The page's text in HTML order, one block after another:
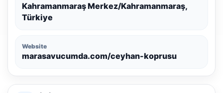
Kahramanmaraş Merkez/Kahramanmaraş,
Türkiye
Website
marasavucumda.com/ceyhan-koprusu